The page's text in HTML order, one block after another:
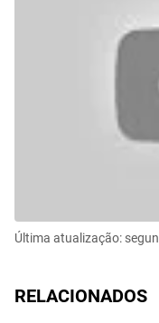
Última atualização:
RELACIONADOS